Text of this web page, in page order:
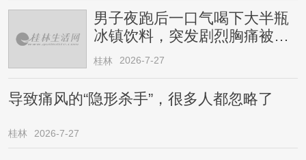
男子夜跑后一口气喝下大半瓶
冰镇饮料，突发剧烈胸痛被送
医！医生提醒→
桂林 2026-7-27
导致痛风的“隐形杀手”，很多人都忽略了
桂林 2026-7-27